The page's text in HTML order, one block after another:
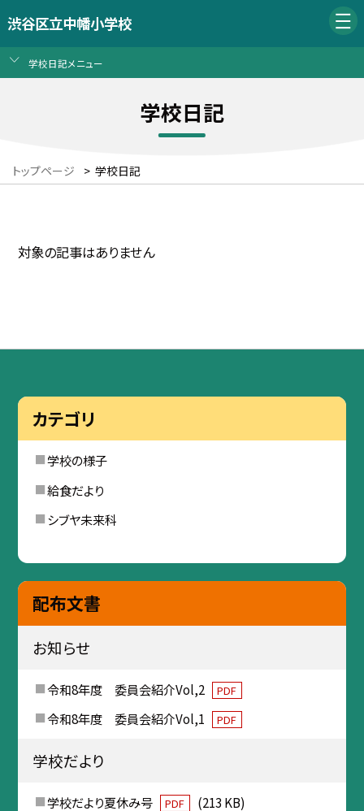
渋谷区立中幡小学校
学校日記メニュー
学校日記
トップページ > 学校日記
対象の記事はありません
カテゴリ
学校の様子
給食だより
シブヤ未来科
配布文書
お知らせ
令和8年度 委員会紹介Vol,2 PDF
令和8年度 委員会紹介Vol,1 PDF
学校だより
学校だより夏休み号 PDF
(213 KB)